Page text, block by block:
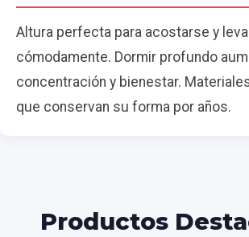
Altura perfecta para acostarse y
cómodamente. Dormir profundo
concentración y bienestar.
que conservan su forma por años.
Productos